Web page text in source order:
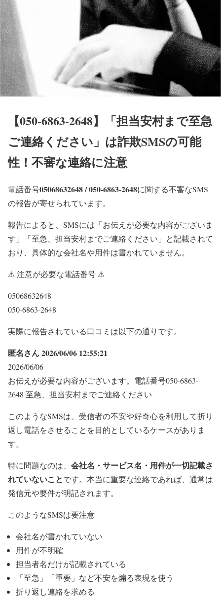
【050-6863-2648】「担当安村まで至急
ご連絡ください」は詐欺SMSの可能
性！不審な連絡に注意
電話番号05068632648 / 050-6863-2648に関する不審なSMS
の報告が寄せられています。
報告によると、SMSには 「お伝えが必要な内容がございま
す」「至急、担当安村までご連絡ください」 と記載されて
おり、具体的な会社名や用件は書かれていません。
⚠ 注意が必要な電話番号 ⚠
05068632648
050-6863-2648
実際に報告されている口コミは以下の通りです。
匿名さん 2026/06/06 12:55:21
2026/06/06
お伝えが必要な内容がございます。電話番号050-6863-
2648 至急、担当安村までご連絡ください
このようなSMSは、受信者の不安や好奇心を利用して折り
返し電話をさせることを目的としているケースがありま
す。
特に問題なのは、 会社名・サービス名・用件が一切記載さ
れていないことです。本当に重要な連絡であれば、通常は
発信元や要件が明記されます。
このようなSMSは要注意
会社名が書かれていない
用件が不明確
担当者名だけが記載されている
「至急」「重要」など不安を煽る表現を使う
折り返し連絡を求める